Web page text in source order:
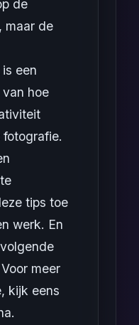
de
maar de
een
hoe
tips toe
werk. En
meer
kijk eens